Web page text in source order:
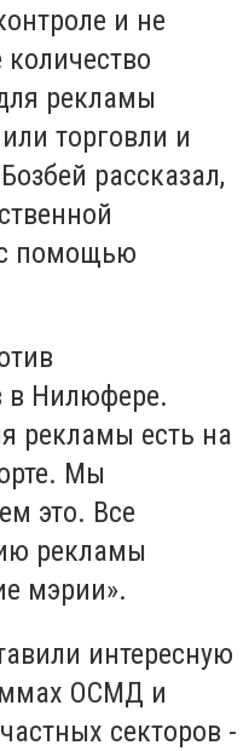
и не
рекламы
торговли и
рассказал,
с помощью
в Нилюфере.
рекламы есть на
Мы
это. Все
рекламы
мэрии».
интересную
ОСМД и
секторов -